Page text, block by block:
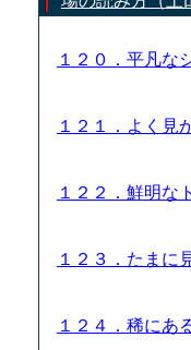
１２０．平凡な
１２１．よく見
１２２．鮮明な
１２３．たまに
１２４．稀にあ